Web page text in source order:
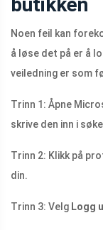
butikken
Noen feil kan
å løse det på er å
veiledning er som
Trinn 1: Åpne
skrive den inn i
Trinn 2: Klikk på
din.
Trinn 3: Velg Logg